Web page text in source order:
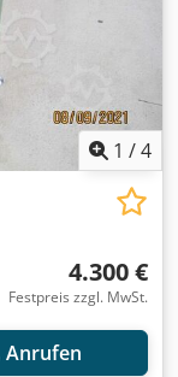
1 /4
4.300 €
Festpreis zzgl. MwSt.
Anrufen